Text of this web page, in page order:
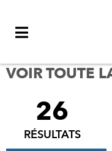
VOIR TOUTE
FILTRER
RÉSULTATS
26
RÉSULTATS